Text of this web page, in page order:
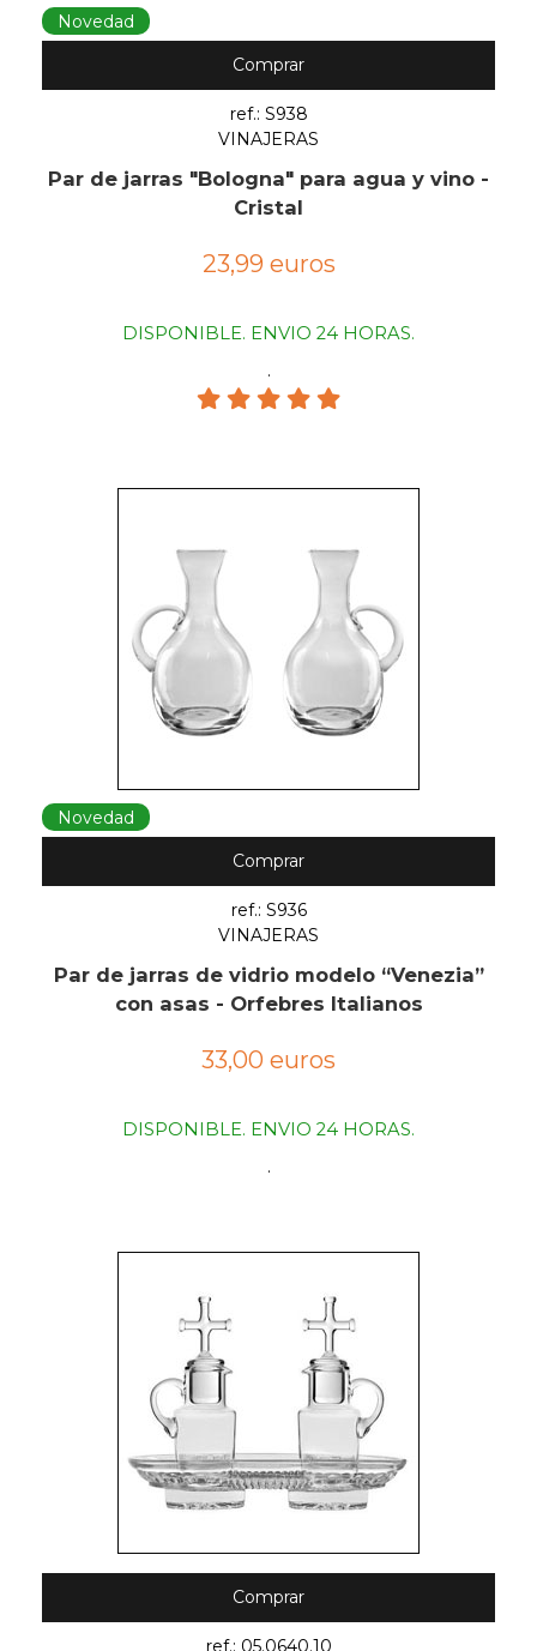
Novedad
Comprar
ref.: S938
VINAJERAS
Par de jarras "Bologna" para agua y vino -
Cristal
23,99 euros
DISPONIBLE. ENVIO 24 HORAS.
.
Novedad
Comprar
ref.: S936
VINAJERAS
Par de jarras de vidrio modelo “Venezia”
con asas - Orfebres Italianos
33,00 euros
DISPONIBLE. ENVIO 24 HORAS.
.
Comprar
ref.: 05.0640.10